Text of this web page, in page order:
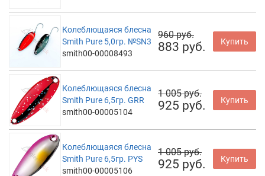
Колеблющаяся блесна
Smith Pure 5,0гр. №SN3
smith00-00008493
960 руб.
883 руб. Купить
Колеблющаяся блесна
Smith Pure 6,5гр. GRR
smith00-00005104
1 005 руб.
925 руб. Купить
Колеблющаяся блесна
Smith Pure 6,5гр. PYS
smith00-00005106
1 005 руб.
925 руб. Купить